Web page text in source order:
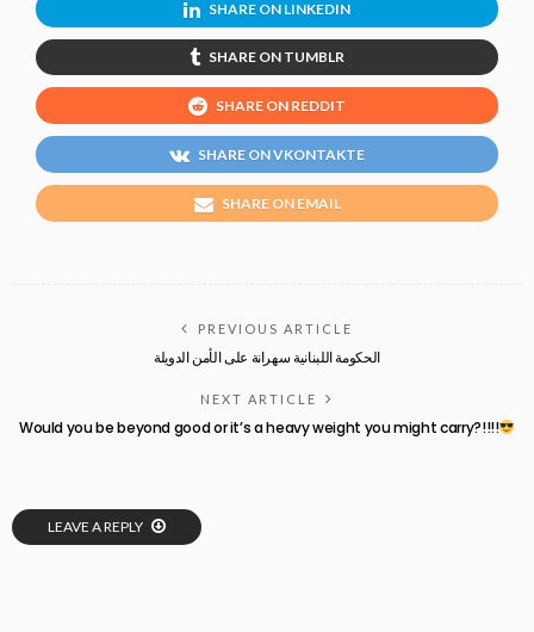
SHARE ON LINKEDIN
SHARE ON TUMBLR
SHARE ON REDDIT
SHARE ON VKONTAKTE
SHARE ON EMAIL
PREVIOUS ARTICLE
الحكومة اللبنانية سهرانة على الأمن الدويلة
NEXT ARTICLE
Would you be beyond good or it’s a heavy weight you might carry?!!!!
LEAVE A REPLY